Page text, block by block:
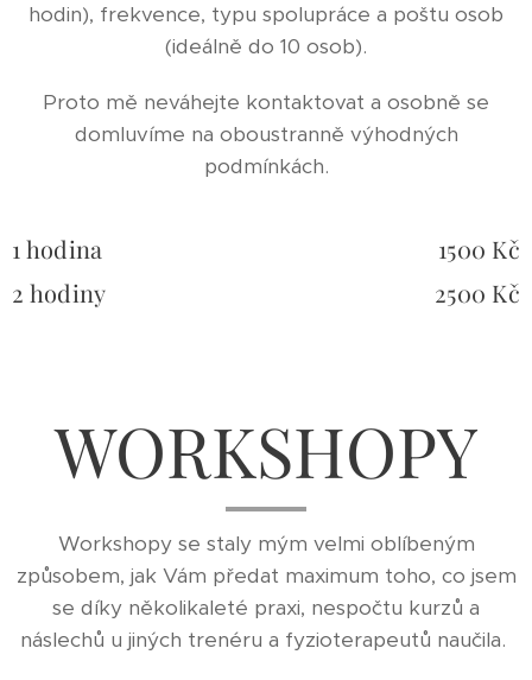
hodin), frekvence, typu spolupráce a poštu osob
(ideálně do 10 osob).
Proto mě neváhejte kontaktovat a osobně se
domluvíme na oboustranně výhodných
podmínkách.
1 hodina
2 hodiny
1500 Kč
2500 Kč
WORKSHOPY
Workshopy se staly mým velmi oblíbeným
způsobem, jak Vám předat maximum toho, co jsem
se díky několikaleté praxi, nespočtu kurzů a
náslechů u jiných trenéru a fyzioterapeutů naučila.